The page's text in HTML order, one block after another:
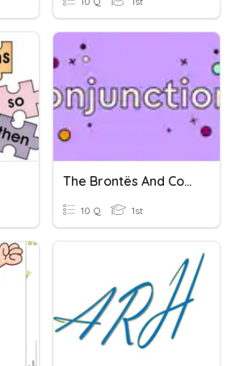
The Brontës And Conjunctions
10 Q 1st